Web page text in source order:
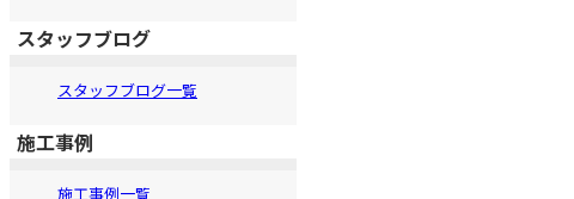
スタッフブログ
スタッフブログ一覧
施工事例
施工事例一覧